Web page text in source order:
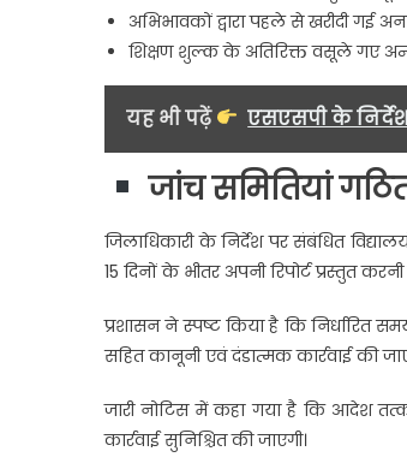
अभिभावकों द्वारा पहले से खरीदी गई
शिक्षण शुल्क के अतिरिक्त वसूले गए
यह भी पढ़ें एसएसपी के
जांच समितियां
जिलाधिकारी के निर्देश पर संबंधित
15 दिनों के भीतर अपनी रिपोर्ट प्रस्तुत करनी
प्रशासन ने स्पष्ट किया है कि निर्धारित
सहित कानूनी एवं दंडात्मक कार्रवाई की
जारी नोटिस में कहा गया है कि आदेश
कार्रवाई सुनिश्चित की जाएगी।